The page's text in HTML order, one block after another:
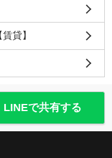
貸】
LINEで共有する